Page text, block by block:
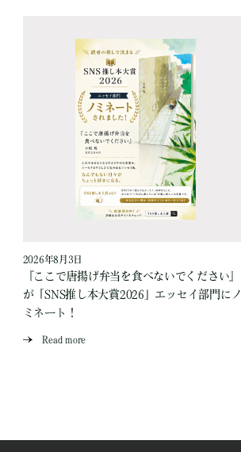
2026年8月3日
『ここで唐揚げ弁当を食べないでください』
が「SNS推し本大賞2026」エッセイ部門にノ
ミネート！
Read more